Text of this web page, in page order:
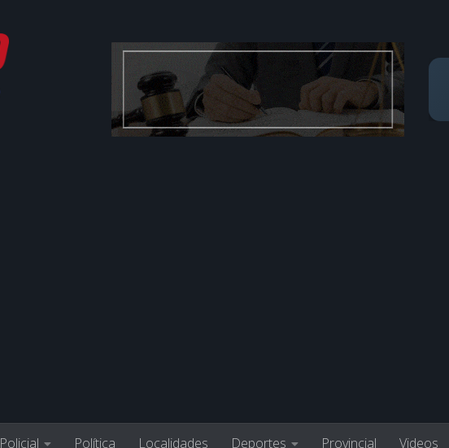
Policial Política Localidades Deportes Provincial Videos